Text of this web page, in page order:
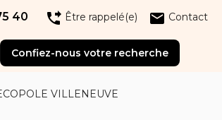
40 phone_forwarded Être rappelé(e) email Contact
Confiez-nous votre recherche
VILLENEUVE